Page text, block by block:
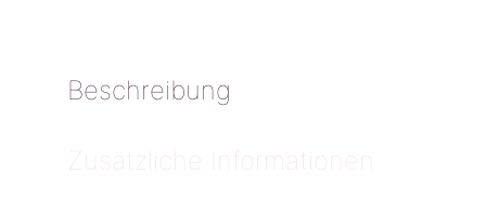
Beschreibung
Zusätzliche Informationen